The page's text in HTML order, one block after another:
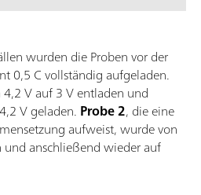
wurden die Proben vor der
0,5 C vollständig aufgeladen.
V auf 3 V entladen und
V geladen. Probe 2, die eine
aufweist, wurde von
anschließend wieder auf